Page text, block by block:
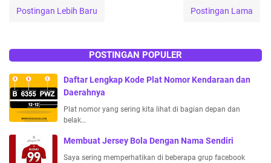
Postingan Lebih Baru Postingan Lama
POSTINGAN POPULER
Daftar Lengkap Kode Plat Nomor Kendaraan dan
Daerahnya
Plat nomor yang sering kita lihat di bagian depan dan
belak…
Membuat Jersey Bola Dengan Nama Sendiri
Saya sering memperhatikan di beberapa grup facebook